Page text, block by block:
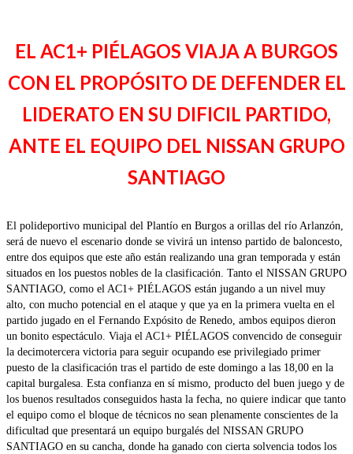
EL AC1+ PIÉLAGOS VIAJA A BURGOS
CON EL PROPÓSITO DE DEFENDER EL
LIDERATO EN SU DIFICIL PARTIDO,
ANTE EL EQUIPO DEL NISSAN GRUPO
SANTIAGO
El polideportivo municipal del Plantío en Burgos a orillas del río Arlanzón,
será de nuevo el escenario donde se vivirá un intenso partido de baloncesto,
entre dos equipos que este año están realizando una gran temporada y están
situados en los puestos nobles de la clasificación. Tanto el NISSAN GRUPO
SANTIAGO, como el AC1+ PIÉLAGOS están jugando a un nivel muy
alto, con mucho potencial en el ataque y que ya en la primera vuelta en el
partido jugado en el Fernando Expósito de Renedo, ambos equipos dieron
un bonito espectáculo. Viaja el AC1+ PIÉLAGOS convencido de conseguir
la decimotercera victoria para seguir ocupando ese privilegiado primer
puesto de la clasificación tras el partido de este domingo a las 18,00 en la
capital burgalesa. Esta confianza en sí mismo, producto del buen juego y de
los buenos resultados conseguidos hasta la fecha, no quiere indicar que tanto
el equipo como el bloque de técnicos no sean plenamente conscientes de la
dificultad que presentará un equipo burgalés del NISSAN GRUPO
SANTIAGO en su cancha, donde ha ganado con cierta solvencia todos los